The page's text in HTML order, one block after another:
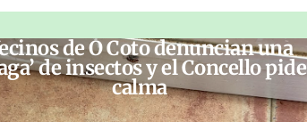
de O Coto denuncian una
de insectos y el Concello pide
calma